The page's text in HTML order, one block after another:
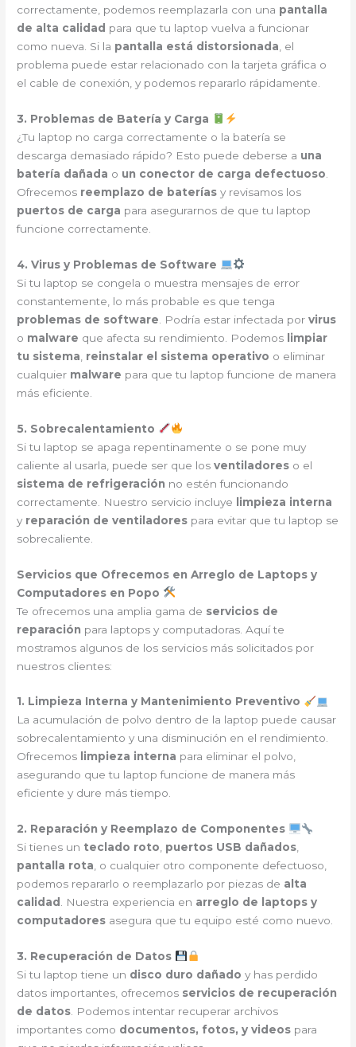
correctamente, podemos reemplazarla con una pantalla
de alta calidad para que tu laptop vuelva a funcionar
como nueva. Si la pantalla está distorsionada , el
problema puede estar relacionado con la tarjeta gráfica o
el cable de conexión, y podemos repararlo rápidamente.
3. Problemas de Batería y Carga
¿Tu laptop no carga correctamente o la batería se
descarga demasiado rápido? Esto puede deberse a una
batería dañada o un conector de carga defectuoso
Ofrecemos reemplazo de baterías y revisamos los
puertos de carga para asegurarnos de que tu laptop
funcione correctamente.
4. Virus y Problemas de Software
Si tu laptop se congela o muestra mensajes de error
constantemente, lo más probable es que tenga
problemas de software . Podría estar infectada porvirus
o malware que afecta su rendimiento. Podemos limpiar
tu sistema reinstalar el sistema operativo o eliminar
cualquier malware para que tu laptop funcione de manera
más eficiente.
5. Sobrecalentamiento
Si tu laptop se apaga repentinamente o se pone muy
caliente al usarla, puede ser que losventiladores o el
sistema de refrigeración no estén funcionando
correctamente. Nuestro servicio incluye
limpieza interna
y reparación de ventiladores para evitar que tu laptop se
sobrecaliente.
Servicios que Ofrecemos en Arreglo de Laptops y
Computadores en Popo
Te ofrecemos una amplia gama de servicios de
reparación para laptops y computadoras. Aquí te
mostramos algunos de los servicios más solicitados por
nuestros clientes:
1. Limpieza Interna y Mantenimiento Preventivo
La acumulación de polvo dentro de la laptop puede causar
sobrecalentamiento y una disminución en el rendimiento.
Ofrecemos limpieza interna para eliminar el polvo,
asegurando que tu laptop funcione de manera más
eficiente y dure más tiempo.
2. Reparación y Reemplazo de Componentes
Si tienes un teclado roto, puertos USB dañados,
pantalla rota, o cualquier otro componente defectuoso,
podemos repararlo o reemplazarlo por piezas de alta
calidad . Nuestra experiencia en arreglo de laptops y
computadores asegura que tu equipo esté como nuevo.
3. Recuperación de Datos
Si tu laptop tiene un disco duro dañado y has perdido
datos importantes, ofrecemos servicios de recuperación
de datos . Podemos intentar recuperar archivos
importantes como documentos, fotos, y videos para